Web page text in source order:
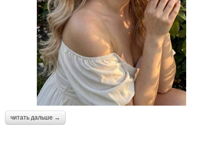
читать дальше →